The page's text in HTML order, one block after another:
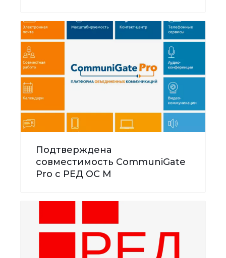
Подтверждена
совместимость CommuniGate
Pro с РЕД ОС М